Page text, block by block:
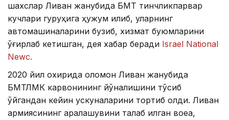
шахслар Ливан жанубида БМТ тинчликпарвар
кучлари гуруҳига ҳужум қилиб, уларнинг
автомашиналарини бузиб, хизмат буюмларини
ўғирлаб кетишган, дея хабар беради Israel National
Nеwс.
2020 йил охирида оломон Ливан жанубида
БМТЛМК карвонининг йўналишини тўсиб
қўйгандан кейин ускуналарини тортиб олди. Ливан
армиясининг аралашувини талаб қилган воқеа,